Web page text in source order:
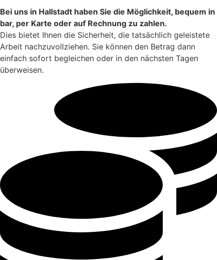
Bei uns in Hallstadt haben Sie die Möglichkeit, bequem in
bar, per Karte oder auf Rechnung zu zahlen.
Dies bietet Ihnen die Sicherheit, die tatsächlich geleistete
Arbeit nachzuvollziehen. Sie können den Betrag dann
einfach sofort begleichen oder in den nächsten Tagen
überweisen.